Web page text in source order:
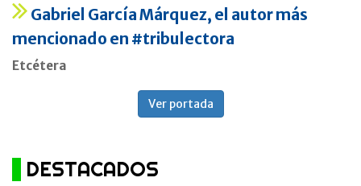
Gabriel García Márquez, el autor más
mencionado en #tribulectora
Etcétera
Ver portada
DESTACADOS